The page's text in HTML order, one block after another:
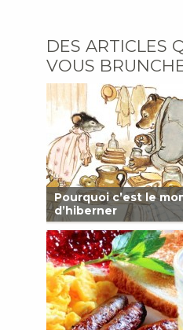
DES ARTICLES
VOUS
Pourquoi c’est le
d’hiberner